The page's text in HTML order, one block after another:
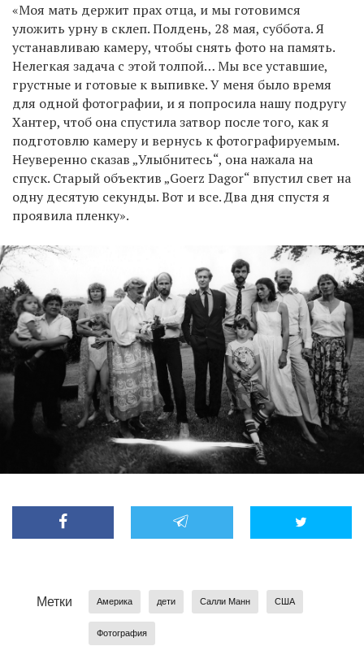
«Моя мать держит прах отца, и мы готовимся
уложить урну в склеп. Полдень, 28 мая, суббота. Я
устанавливаю камеру, чтобы снять фото на память.
Нелегкая задача с этой толпой… Мы все уставшие,
грустные и готовые к выпивке. У меня было время
для одной фотографии, и я попросила нашу подругу
Хантер, чтоб она спустила затвор после того, как я
подготовлю камеру и вернусь к фотографируемым.
Неуверенно сказав „Улыбнитесь“, она нажала на
спуск. Старый объектив „Goerz Dagor“ впустил свет на
одну десятую секунды. Вот и все. Два дня спустя я
проявила пленку».
Метки Америка дети Салли Манн США
Фотография